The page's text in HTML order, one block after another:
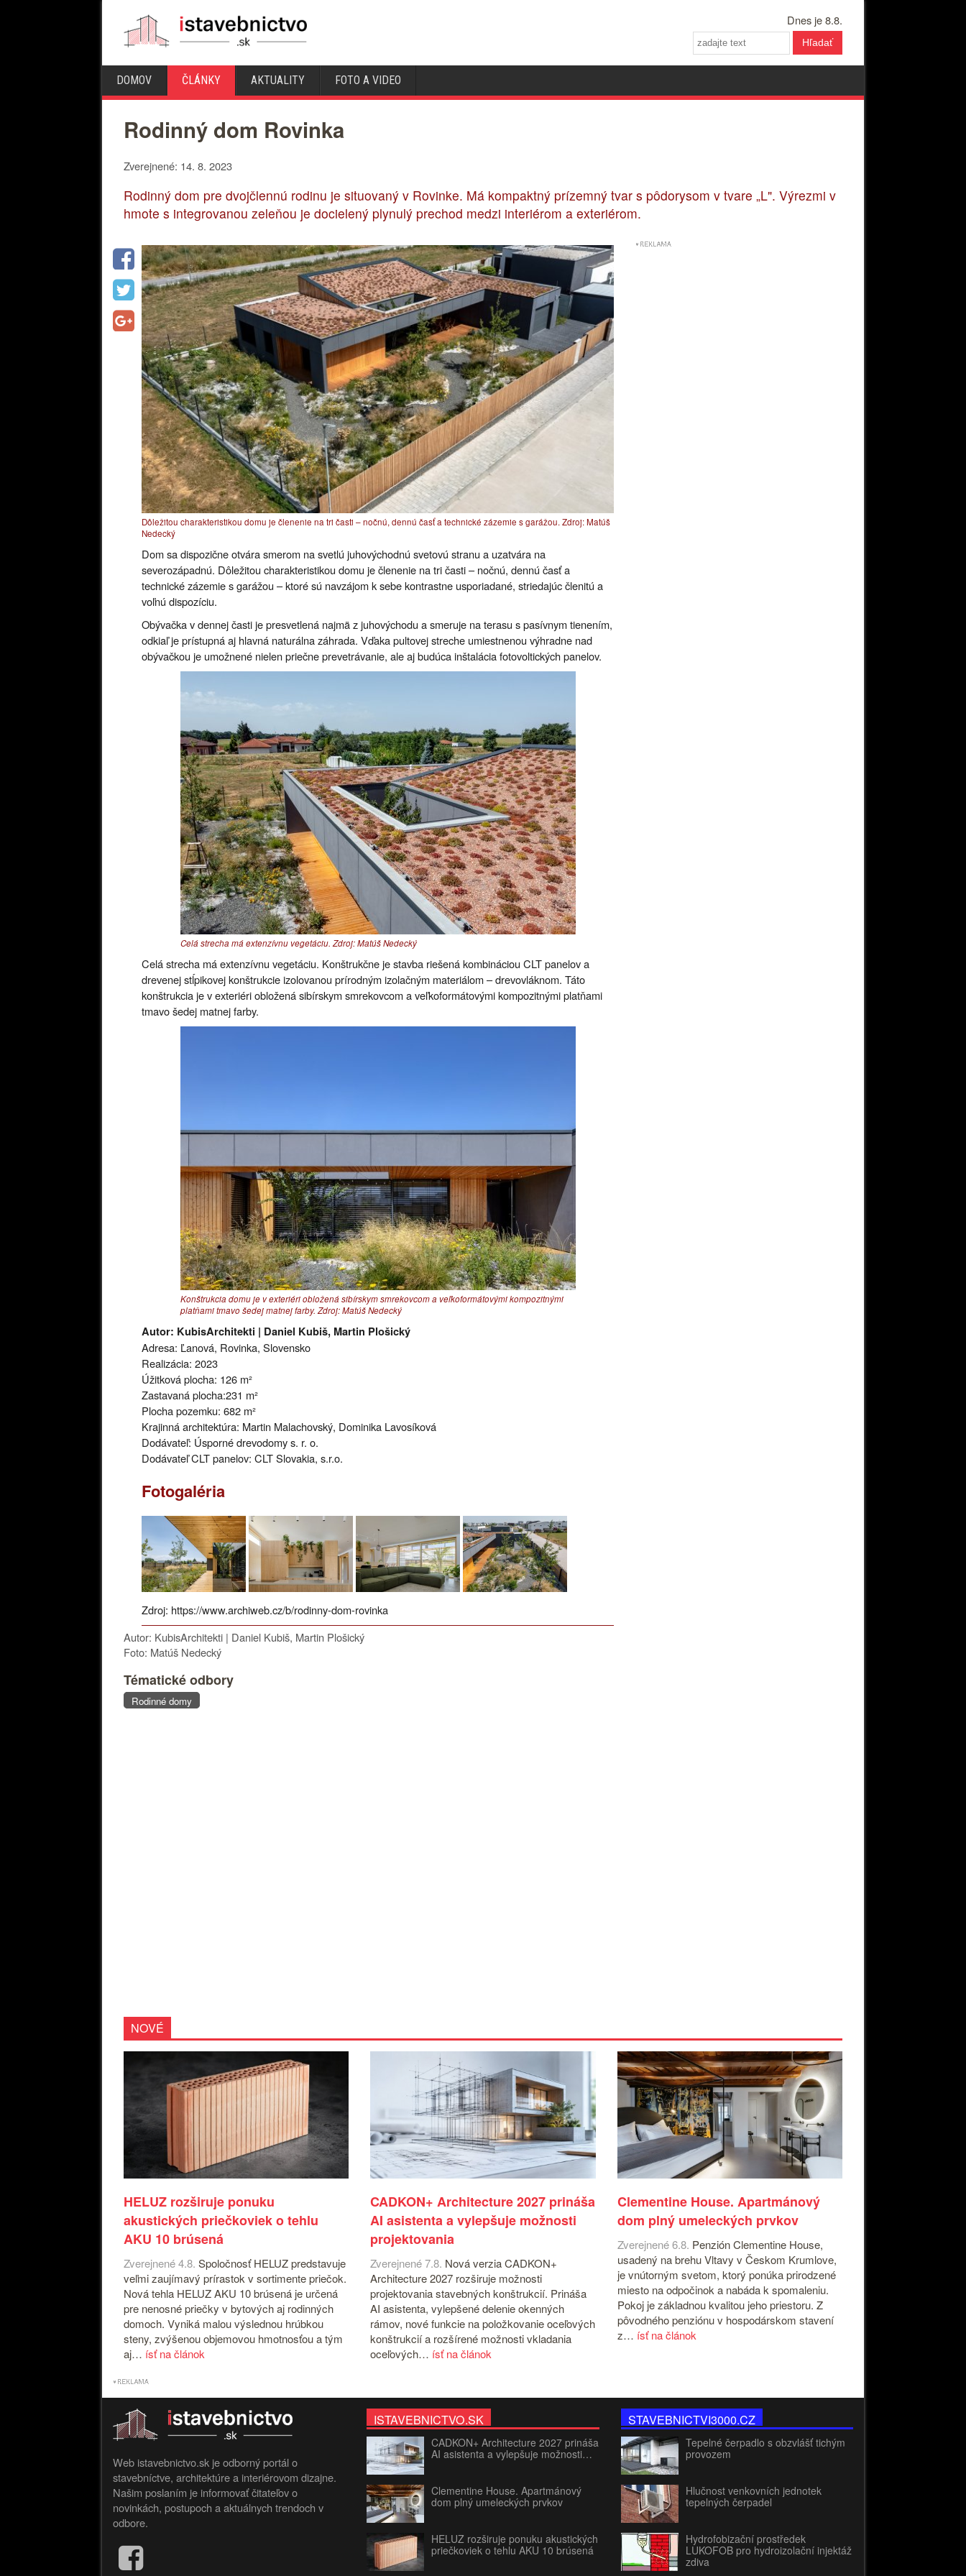
Dnes je 8.8.
Hľadať
DOMOV ČLÁNKY AKTUALITY FOTO A VIDEO
Rodinný dom Rovinka
Zverejnené: 14. 8. 2023
Rodinný dom pre dvojčlennú rodinu je situovaný v Rovinke. Má kompaktný prízemný tvar s pôdorysom v tvare „L". Výrezmi v
hmote s integrovanou zeleňou je docielený plynulý prechod medzi interiérom a exteriérom.
Dôležitou charakteristikou domu je členenie na tri časti – nočnú, dennú časť a technické zázemie s garážou. Zdroj: Matúš
Nedecký
Dom sa dispozične otvára smerom na svetlú juhovýchodnú svetovú stranu a uzatvára na
severozápadnú. Dôležitou charakteristikou domu je členenie na tri časti – nočnú, dennú časť a
technické zázemie s garážou – ktoré sú navzájom k sebe kontrastne usporiadané, striedajúc členitú a
voľnú dispozíciu.
Obývačka v dennej časti je presvetlená najmä z juhovýchodu a smeruje na terasu s pasívnym tienením,
odkiaľ je prístupná aj hlavná naturálna záhrada. Vďaka pultovej streche umiestnenou výhradne nad
obývačkou je umožnené nielen priečne prevetrávanie, ale aj budúca inštalácia fotovoltických panelov.
Celá strecha má extenzívnu vegetáciu. Zdroj: Matúš Nedecký
Celá strecha má extenzívnu vegetáciu. Konštrukčne je stavba riešená kombináciou CLT panelov a
drevenej stĺpikovej konštrukcie izolovanou prírodným izolačným materiálom – drevovláknom. Táto
konštrukcia je v exteriéri obložená sibírskym smrekovcom a veľkoformátovými kompozitnými platňami
tmavo šedej matnej farby.
Konštrukcia domu je v exteriéri obložená sibírskym smrekovcom a veľkoformátovými kompozitnými
platňami tmavo šedej matnej farby. Zdroj: Matúš Nedecký
Autor: KubisArchitekti | Daniel Kubiš, Martin Plošický
Adresa: Ľanová, Rovinka, Slovensko
Realizácia: 2023
Úžitková plocha: 126 m²
Zastavaná plocha:231 m²
Plocha pozemku: 682 m²
Krajinná architektúra: Martin Malachovský, Dominika Lavosíková
Dodávateľ: Úsporné drevodomy s. r. o.
Dodávateľ CLT panelov: CLT Slovakia, s.r.o.
Fotogaléria
Zdroj: https://www.archiweb.cz/b/rodinny-dom-rovinka
Autor: KubisArchitekti | Daniel Kubiš, Martin Plošický
Foto: Matúš Nedecký
Tématické odbory
Rodinné domy
NOVÉ
HELUZ rozširuje ponuku
akustických priečkoviek o tehlu
AKU 10 brúsená
Zverejnené 4.8. Spoločnosť HELUZ predstavuje
veľmi zaujímavý prírastok v sortimente priečok.
Nová tehla HELUZ AKU 10 brúsená je určená
pre nenosné priečky v bytových aj rodinných
domoch. Vyniká malou výslednou hrúbkou
steny, zvýšenou objemovou hmotnosťou a tým
aj… ísť na článok
CADKON+ Architecture 2027 prináša
AI asistenta a vylepšuje možnosti
projektovania
Zverejnené 7.8. Nová verzia CADKON+
Architecture 2027 rozširuje možnosti
projektovania stavebných konštrukcií. Prináša
AI asistenta, vylepšené delenie okenných
rámov, nové funkcie na položkovanie oceľových
konštrukcií a rozšírené možnosti vkladania
oceľových… ísť na článok
Clementine House. Apartmánový
dom plný umeleckých prvkov
Zverejnené 6.8. Penzión Clementine House,
usadený na brehu Vltavy v Českom Krumlove,
je vnútorným svetom, ktorý ponúka prirodzené
miesto na odpočinok a nabáda k spomaleniu.
Pokoj je základnou kvalitou jeho priestoru. Z
pôvodného penziónu v hospodárskom stavení
z… ísť na článok
Web istavebnictvo.sk je odborný portál o
stavebníctve, architektúre a interiérovom dizajne.
Našim poslaním je informovať čitateľov o
novinkách, postupoch a aktuálnych trendoch v
odbore.
ISTAVEBNICTVO.SK
CADKON+ Architecture 2027 prináša
AI asistenta a vylepšuje možnosti…
Clementine House. Apartmánový
dom plný umeleckých prvkov
HELUZ rozširuje ponuku akustických
priečkoviek o tehlu AKU 10 brúsená
STAVEBNICTVI3000.CZ
Tepelné čerpadlo s obzvlášť tichým
provozem
Hlučnost venkovních jednotek
tepelných čerpadel
Hydrofobizační prostředek
LUKOFOB pro hydroizolační injektáž
zdiva